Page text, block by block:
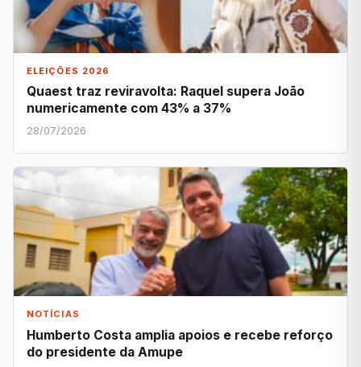
ELEIÇÕES 2026
Quaest traz reviravolta: Raquel supera João
numericamente com 43% a 37%
28/07/2026
NOTÍCIAS
Humberto Costa amplia apoios e recebe reforço
do presidente da Amupe